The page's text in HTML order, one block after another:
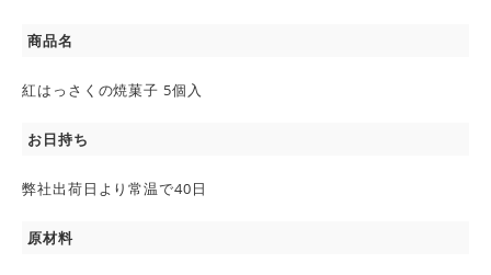
商品名
紅はっさくの焼菓子 5個入
お日持ち
弊社出荷日より常温で40日
原材料